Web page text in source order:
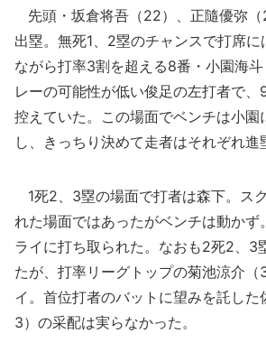
先頭・坂倉将吾（22）、正隨優弥
出塁。無死1、2塁のチャンスで打席
ながら打率3割を超える8番・小園海
レーの可能性が低い俊足の左打者で
控えていた。この場面でベンチは小園
し、きっちり決めて走者はそれぞれ進
1死2、3塁の場面で打者は森下。ス
れた場面ではあったがベンチは動かず
ライに打ち取られた。なおも2死2、3
たが、打率リーグトップの菊池涼介（
イ。首位打者のバットに望みを託した
3）の采配は実らなかった。